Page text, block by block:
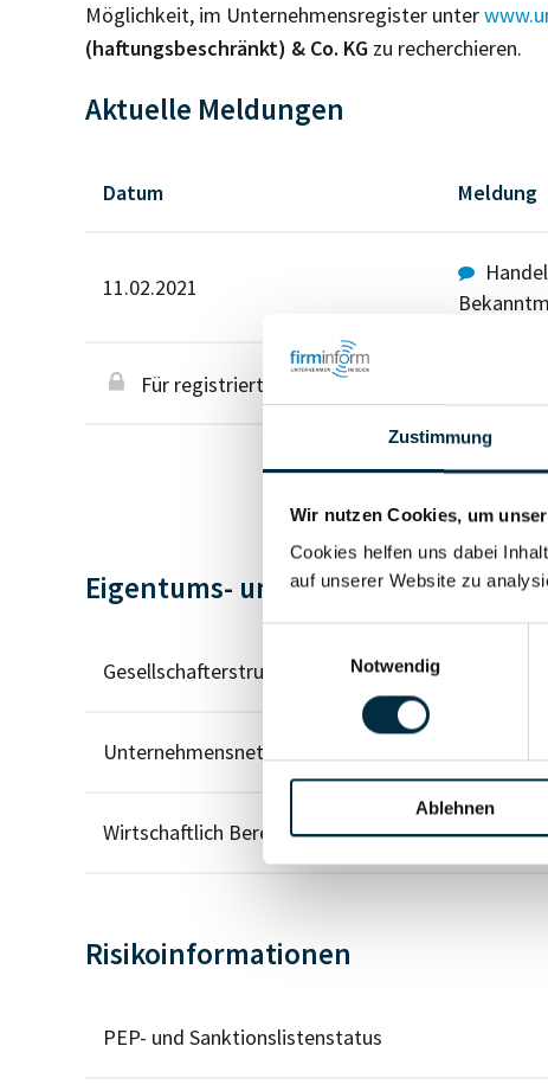
Zustimmung
Wir nutzen Cookies, um
Cookies helfen uns dabei
auf unserer Website zu
Notwendig
Ablehnen
Möglichkeit, im Unternehmensregister unter
(haftungsbeschränkt) & Co. KG zu recherchieren.
Aktuelle Meldungen
Datum Meldung
11.02.2021
Für registrierte Nutzer
Eigentums- und Kontrollstruktur
Gesellschafterstruktur
Unternehmensnetzwerk
Wirtschaftlich Berechtigten Pfad
Risikoinformationen
PEP- und Sanktionslistenstatus